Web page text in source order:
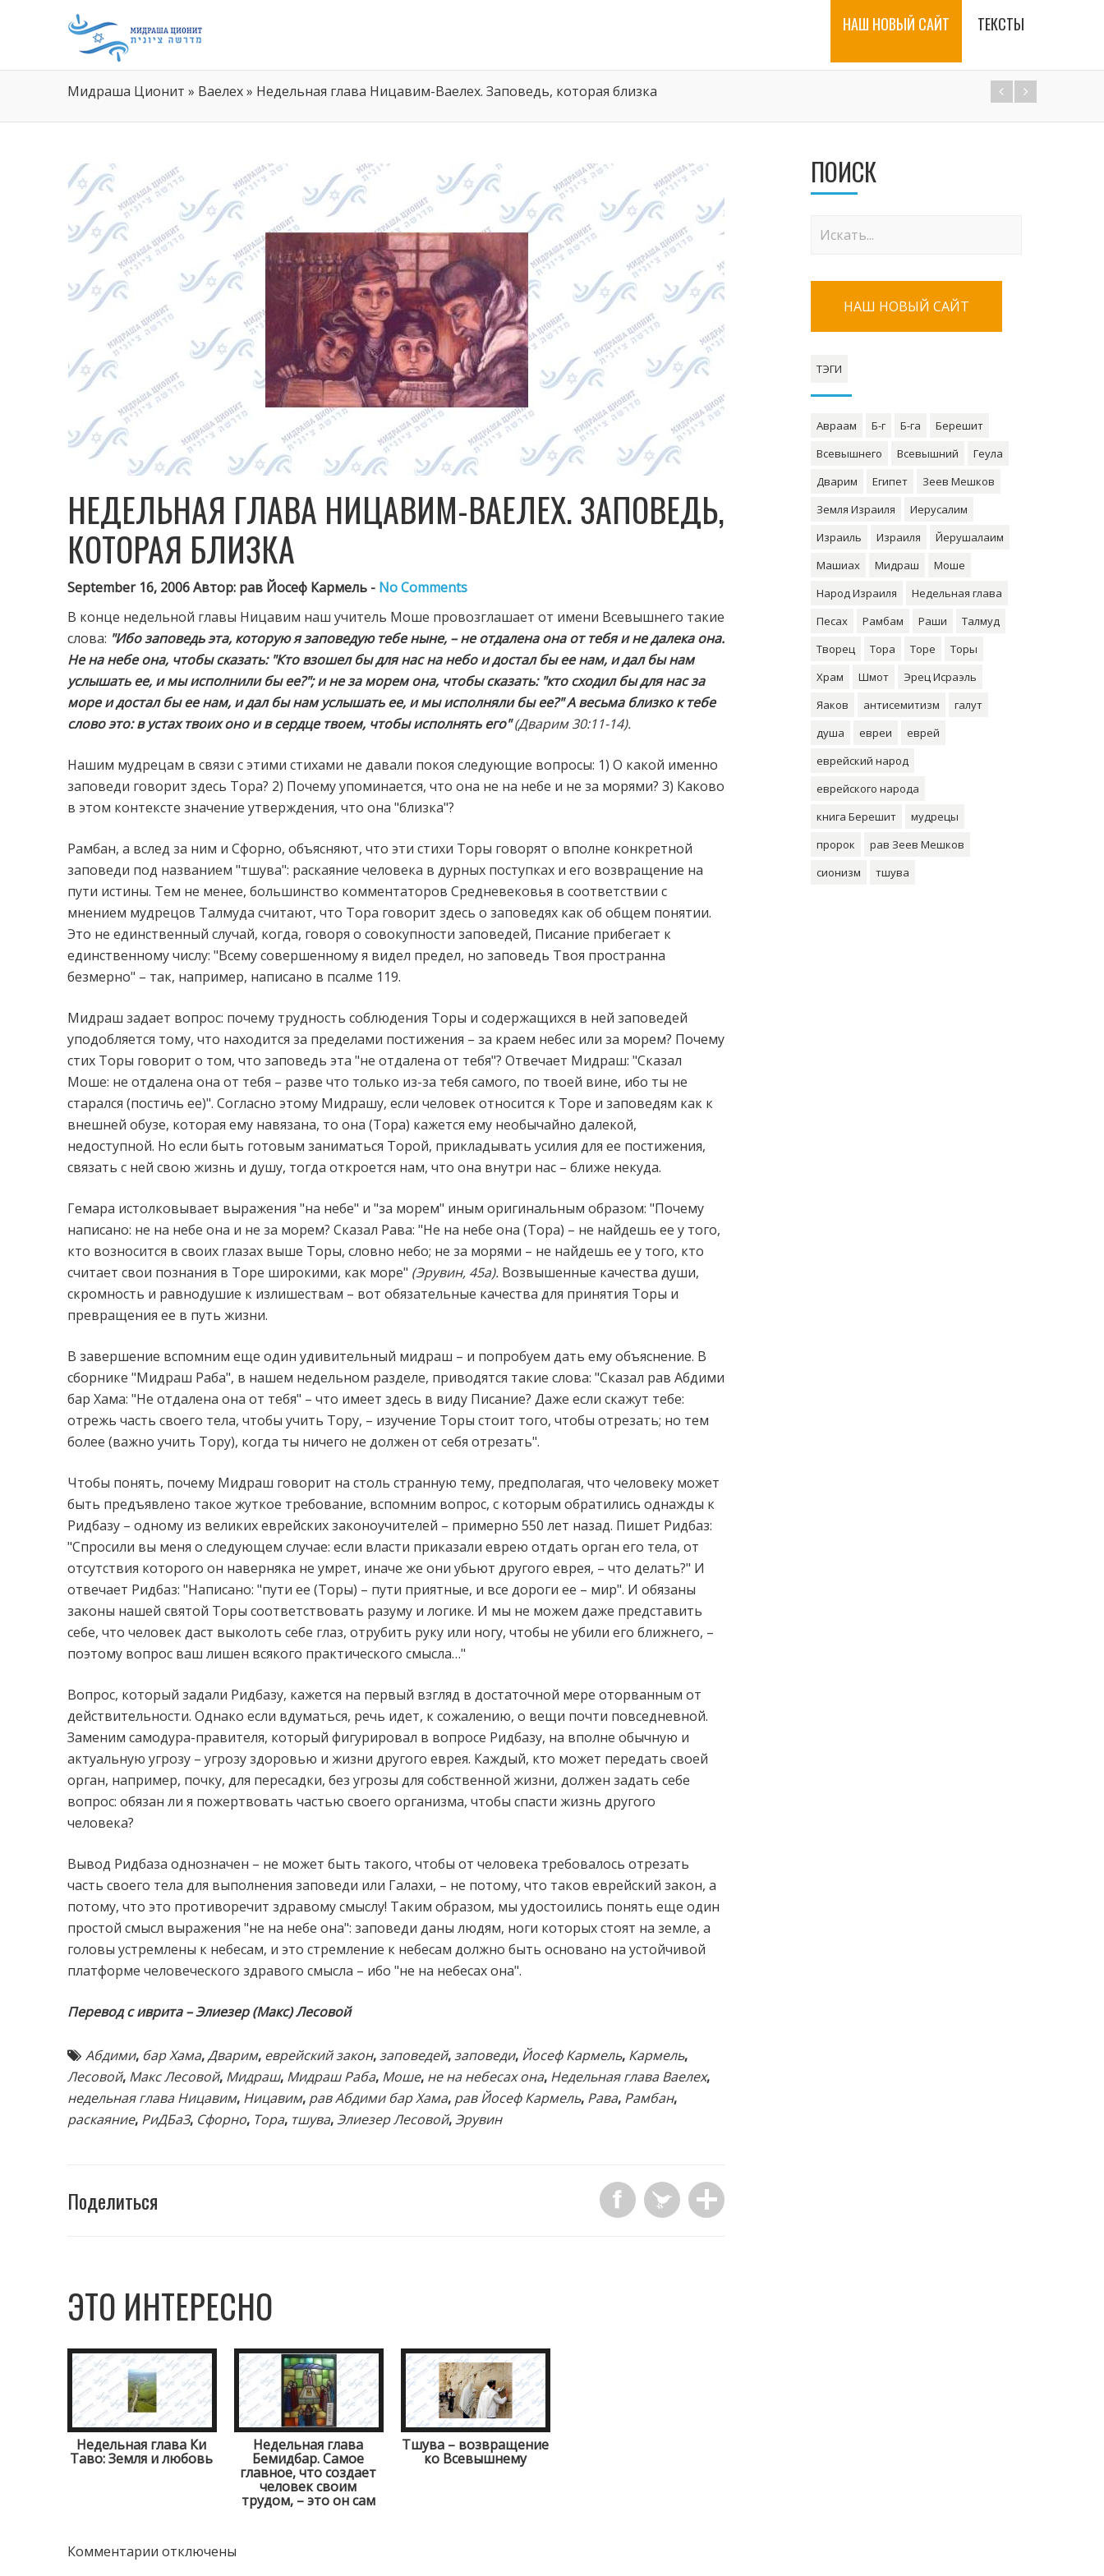
НАШ НОВЫЙ САЙТ ТЕКСТЫ
Мидраша Ционит » Ваелех» Недельная глава Ницавим-Ваелех. Заповедь, которая близка
НЕДЕЛЬНАЯ ГЛАВА НИЦАВИМ-ВАЕЛЕХ. ЗАПОВЕДЬ,
КОТОРАЯ БЛИЗКА
September 16, 2006 Автор: рав Йосеф Кармель - No Comments
В конце недельной главы Ницавим наш учитель Моше провозглашает от имени Всевышнего такие
слова: "Ибо заповедь эта, которую я заповедую тебе ныне, – не отдалена она от тебя и не далека она.
Не на небе она, чтобы сказать: "Кто взошел бы для нас на небо и достал бы ее нам, и дал бы нам
услышать ее, и мы исполнили бы ее?"; и не за морем она, чтобы сказать: "кто сходил бы для нас за
море и достал бы ее нам, и дал бы нам услышать ее, и мы исполняли бы ее?" А весьма близко к тебе
слово это: в устах твоих оно и в сердце твоем, чтобы исполнять его"(Дварим 30:11-14).
Нашим мудрецам в связи с этими стихами не давали покоя следующие вопросы: 1) О какой именно
заповеди говорит здесь Тора? 2) Почему упоминается, что она не на небе и не за морями? 3) Каково
в этом контексте значение утверждения, что она "близка"?
Рамбан, а вслед за ним и Сфорно, объясняют, что эти стихи Торы говорят о вполне конкретной
заповеди под названием "тшува": раскаяние человека в дурных поступках и его возвращение на
пути истины. Тем не менее, большинство комментаторов Средневековья в соответствии с
мнением мудрецов Талмуда считают, что Тора говорит здесь о заповедях как об общем понятии.
Это не единственный случай, когда, говоря о совокупности заповедей, Писание прибегает к
единственному числу: "Всему совершенному я видел предел, но заповедь Твоя пространна
безмерно" – так, например, написано в псалме 119.
Мидраш задает вопрос: почему трудность соблюдения Торы и содержащихся в ней заповедей
уподобляется тому, что находится за пределами постижения – за краем небес или за морем? Почему
стих Торы говорит о том, что заповедь эта "не отдалена от тебя"? Отвечает Мидраш: "Сказал
Моше: не отдалена она от тебя – разве что только из-за тебя самого, по твоей вине, ибо ты не
старался (постичь ее)". Согласно этому Мидрашу, если человек относится к Торе и заповедям как к
внешней обузе, которая ему навязана, то она (Тора) кажется ему необычайно далекой,
недоступной. Но если быть готовым заниматься Торой, прикладывать усилия для ее постижения,
связать с ней свою жизнь и душу, тогда откроется нам, что она внутри нас – ближе некуда.
Гемара истолковывает выражения "на небе" и "за морем" иным оригинальным образом: "Почему
написано: не на небе она и не за морем? Сказал Рава: "Не на небе она (Тора) – не найдешь ее у того,
кто возносится в своих глазах выше Торы, словно небо; не за морями – не найдешь ее у того, кто
считает свои познания в Торе широкими, как море" (Эрувин, 45а). Возвышенные качества души,
скромность и равнодушие к излишествам – вот обязательные качества для принятия Торы и
превращения ее в путь жизни.
В завершение вспомним еще один удивительный мидраш – и попробуем дать ему объяснение. В
сборнике "Мидраш Раба", в нашем недельном разделе, приводятся такие слова: "Сказал рав Абдими
бар Хама: "Не отдалена она от тебя" – что имеет здесь в виду Писание? Даже если скажут тебе:
отрежь часть своего тела, чтобы учить Тору, – изучение Торы стоит того, чтобы отрезать; но тем
более (важно учить Тору), когда ты ничего не должен от себя отрезать".
Чтобы понять, почему Мидраш говорит на столь странную тему, предполагая, что человеку может
быть предъявлено такое жуткое требование, вспомним вопрос, с которым обратились однажды к
Ридбазу – одному из великих еврейских законоучителей – примерно 550 лет назад. Пишет Ридбаз:
"Спросили вы меня о следующем случае: если власти приказали еврею отдать орган его тела, от
отсутствия которого он наверняка не умрет, иначе же они убьют другого еврея, – что делать?" И
отвечает Ридбаз: "Написано: "пути ее (Торы) – пути приятные, и все дороги ее – мир". И обязаны
законы нашей святой Торы соответствовать разуму и логике. И мы не можем даже представить
себе, что человек даст выколоть себе глаз, отрубить руку или ногу, чтобы не убили его ближнего, –
поэтому вопрос ваш лишен всякого практического смысла…"
Вопрос, который задали Ридбазу, кажется на первый взгляд в достаточной мере оторванным от
действительности. Однако если вдуматься, речь идет, к сожалению, о вещи почти повседневной.
Заменим самодура-правителя, который фигурировал в вопросе Ридбазу, на вполне обычную и
актуальную угрозу – угрозу здоровью и жизни другого еврея. Каждый, кто может передать своей
орган, например, почку, для пересадки, без угрозы для собственной жизни, должен задать себе
вопрос: обязан ли я пожертвовать частью своего организма, чтобы спасти жизнь другого
человека?
Вывод Ридбаза однозначен – не может быть такого, чтобы от человека требовалось отрезать
часть своего тела для выполнения заповеди или Галахи, – не потому, что таков еврейский закон, а
потому, что это противоречит здравому смыслу! Таким образом, мы удостоились понять еще один
простой смысл выражения "не на небе она": заповеди даны людям, ноги которых стоят на земле, а
головы устремлены к небесам, и это стремление к небесам должно быть основано на устойчивой
платформе человеческого здравого смысла – ибо "не на небесах она".
Перевод с иврита – Элиезер (Макс) Лесовой
Абдими, бар Хама,Дварим, еврейский закон,заповедей,заповеди, Йосеф Кармель, Кармель,
Лесовой, Макс Лесовой, Мидраш, Мидраш Раба, Моше, не на небесах она, Недельная глава Ваелех,
недельная глава Ницавим, Ницавим, рав Абдими бар Хама, рав Йосеф Кармель, Рава, Рамбан,
раскаяние, РиДБаЗ, Сфорно, Тора, тшува,Элиезер Лесовой,Эрувин
Поделиться
ЭТО ИНТЕРЕСНО
Недельная глава Ки
Таво: Земля и любовь
Недельная глава
Бемидбар. Самое
главное, что создает
человек своим
трудом, – это он сам
Тшува – возвращение
ко Всевышнему
Комментарии отключены
ПОИСК
НАШ НОВЫЙ САЙТ
ТЭГИ
Авраам Б-г Б-га
Берешит
Всевышнего
Всевышний
Геула
Дварим
Египет
Зеев Мешков
Земля Израиля
Иерусалим
Израиль
Израиля
Йерушалаим
Машиах
Мидраш
Моше
Народ Израиля
Недельная глава
Песах
Рамбам Раши
Талмуд
Творец
Тора Торе
Торы
Храм
Шмот
Эрец Исраэль
Яаков
антисемитизм
галут
душа
евреи
еврей
еврейский народ
еврейского народа
книга Берешит
мудрецы
пророк
рав Зеев Мешков
сионизм
тшува